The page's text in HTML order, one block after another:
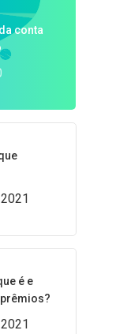
conta
é e